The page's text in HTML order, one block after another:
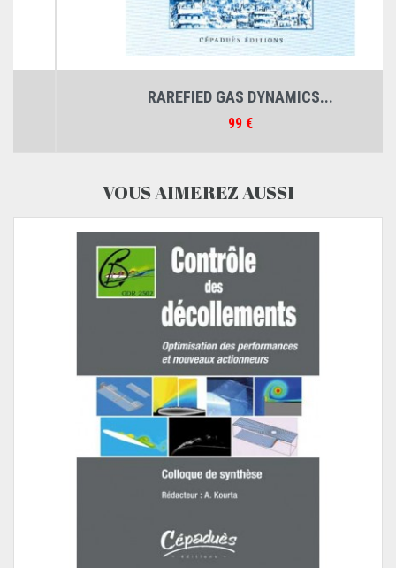
RAREFIED GAS DYNAMICS...
VOUS AIMEREZ AUSSI